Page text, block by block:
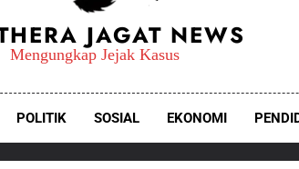
JAGAT NEWS
Mengungkap Jejak Kasus
POLITIK SOSIAL EKONOMI